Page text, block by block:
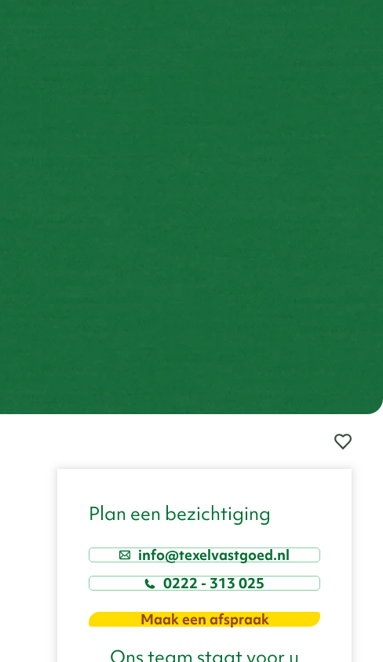
Plan een bezichtiging
info@texelvastgoed.nl
0222 - 313 025
Maak een afspraak
Ons team staat voor u